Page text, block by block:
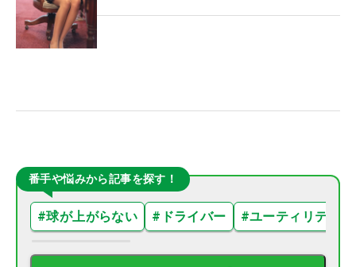
番手や悩みから記事を探す！
#球が上がらない # ドライバー #ユーティリティ